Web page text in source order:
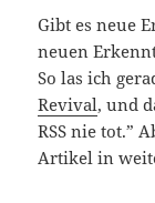
Gibt es neue
neuen
So las ich
Revival, und
RSS nie tot.”
Artikel in